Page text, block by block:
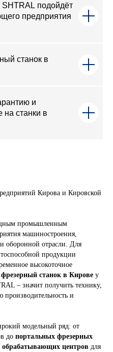
подойдёт
предприятия
станок в
и
на станки в
Кирова и Кировской
промышленным
машиностроения,
и оборонной отрасли. Для
продукции
высокоточное
станок в Кирове у
– значит получить технику,
производительность и
модельный ряд: от
до портальных фрезерных
обрабатывающих центров для